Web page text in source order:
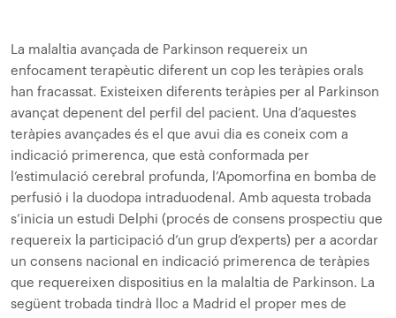
La malaltia avançada de Parkinson requereix un
enfocament terapèutic diferent un cop les teràpies orals
han fracassat. Existeixen diferents teràpies per al Parkinson
avançat depenent del perfil del pacient. Una d’aquestes
teràpies avançades és el que avui dia es coneix com a
indicació primerenca, que està conformada per
l’estimulació cerebral profunda, l’Apomorfina en bomba de
perfusió i la duodopa intraduodenal. Amb aquesta trobada
s’inicia un estudi Delphi (procés de consens prospectiu que
requereix la participació d’un grup d’experts) per a acordar
un consens nacional en indicació primerenca de teràpies
que requereixen dispositius en la malaltia de Parkinson. La
següent trobada tindrà lloc a Madrid el proper mes de